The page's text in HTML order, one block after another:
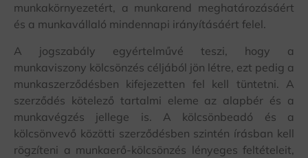
munkakörnyezetért, a munkarend meghatározásáért
és a munkavállaló mindennapi irányításáért felel.
A jogszabály egyértelművé teszi, hogy a
munkaviszony kölcsönzés céljából jön létre, ezt pedig a
munkaszerződésben kifejezetten fel kell tüntetni. A
szerződés kötelező tartalmi eleme az alapbér és a
munkavégzés jellege is. A kölcsönbeadó és a
kölcsönvevő közötti szerződésben szintén írásban kell
rögzíteni a munkaerő-kölcsönzés lényeges feltételeit,